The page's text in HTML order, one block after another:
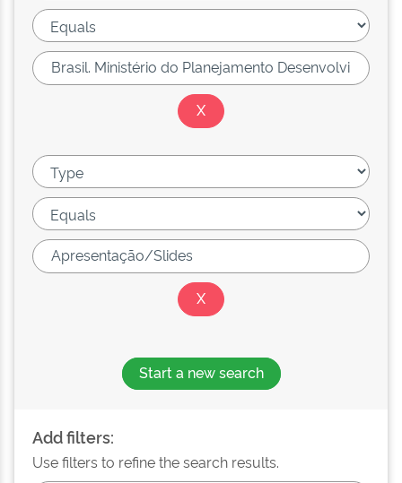
Start a new search
Add filters:
Use filters to refine the search results.